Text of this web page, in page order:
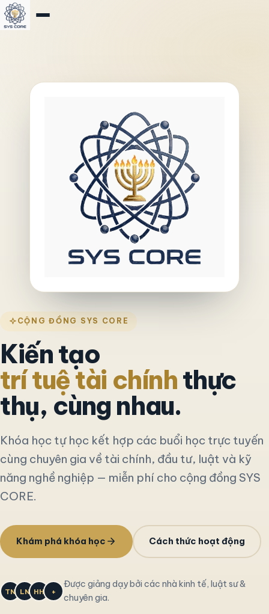
CỘNG ĐỒNG SYS CORE
Kiến tạo
trí tuệ tài chínhthực
thụ, cùng nhau.
Khóa học tự học kết hợp các buổi học trực tuyến
cùng chuyên gia về tài chính, đầu tư, luật và kỹ
năng nghề nghiệp — miễn phí cho cộng đồng SYS
CORE.
Khám phá khóa học Cách thức hoạt động
TN LN HH +
Được giảng dạy bởi các nhà kinh tế, luật sư &
chuyên gia.